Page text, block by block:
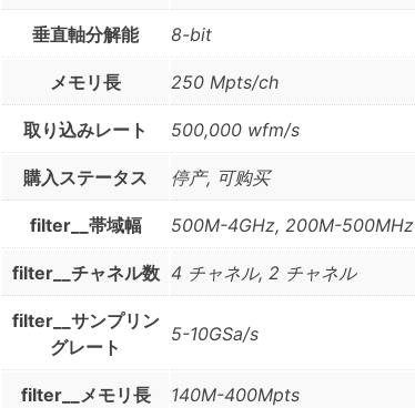
垂直軸分解能 8-bit
メモリ長 250 Mpts/ch
取り込みレート 500,000 wfm/s
購入ステータス 停产, 可购买
filter__帯域幅 500M-4GHz, 200M-500MHz
filter__チャネル数 4 チャネル, 2 チャネル
filter__サンプリン
グレート
5-10GSa/s
filter__メモリ長 140M-400Mpts